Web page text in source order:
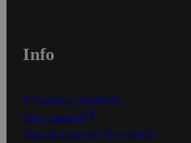
Info
S-Business yrityksille
Oiva-raportit
Osuuskauppojen yhteystiedot